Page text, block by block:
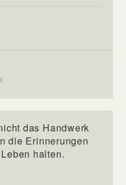
das Handwerk
die Erinnerungen
halten.